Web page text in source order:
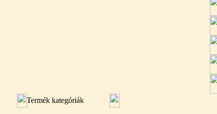
Termék kategóriák